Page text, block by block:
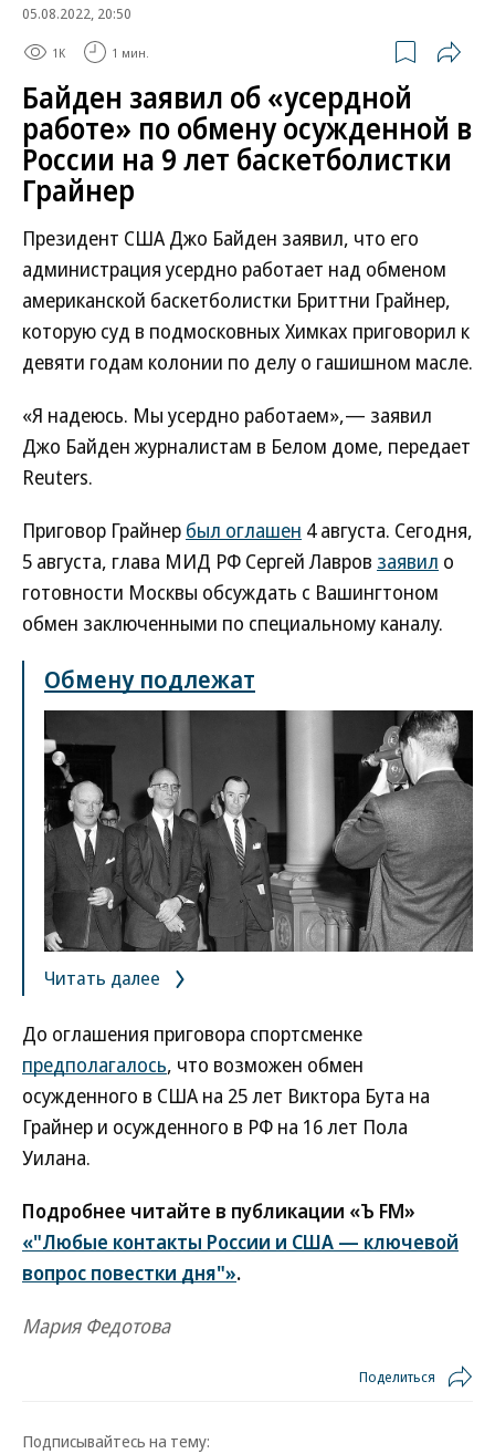
05.08.2022, 20:50
1K 1 мин.
Байден заявил об «усердной
работе» по обмену осужденной в
России на 9 лет баскетболистки
Грайнер
Президент США Джо Байден заявил, что его
администрация усердно работает над обменом
американской баскетболистки Бриттни Грайнер,
которую суд в подмосковных Химках приговорил к
девяти годам колонии по делу о гашишном масле.
«Я надеюсь. Мы усердно работаем»,— заявил
Джо Байден журналистам в Белом доме, передает
Reuters.
Приговор Грайнер был оглашен 4 августа. Сегодня,
5 августа, глава МИД РФ Сергей Лавров заявил о
готовности Москвы обсуждать с Вашингтоном
обмен заключенными по специальному каналу.
Обмену подлежат
Читать далее
До оглашения приговора спортсменке
предполагалось, что возможен обмен
осужденного в США на 25 лет Виктора Бута на
Грайнер и осужденного в РФ на 16 лет Пола
Уилана.
Подробнее читайте в публикации «Ъ FM»
«"Любые контакты России и США — ключевой
вопрос повестки дня"».
Мария Федотова
Поделиться
Подписывайтесь на тему: